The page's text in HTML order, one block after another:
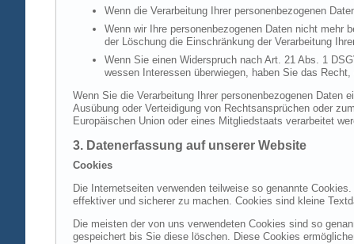
Wenn die Verarbeitung Ihrer personenbezogenen
Wenn wir Ihre personenbezogenen Daten nicht mehr
der Löschung die Einschränkung der Verarbeitung
Wenn Sie einen Widerspruch nach Art. 21 Abs. 1
wessen Interessen überwiegen, haben Sie das
Wenn Sie die Verarbeitung Ihrer personenbezogenen Daten
Ausübung oder Verteidigung von Rechtsansprüchen oder
Europäischen Union oder eines Mitgliedstaats verarbeitet
3. Datenerfassung auf unserer Website
Cookies
Die Internetseiten verwenden teilweise so genannte
effektiver und sicherer zu machen. Cookies sind kleine
Die meisten der von uns verwendeten Cookies sind so
gespeichert bis Sie diese löschen. Diese Cookies